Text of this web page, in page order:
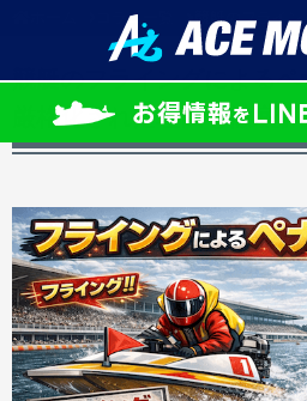
コラム一覧 競艇のフライ
競艇のフライングによる
厳格化された理由も徹底解